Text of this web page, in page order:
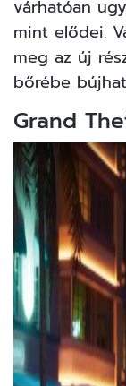
várhatóan
mint elődei.
meg az új
bőrébe
Grand